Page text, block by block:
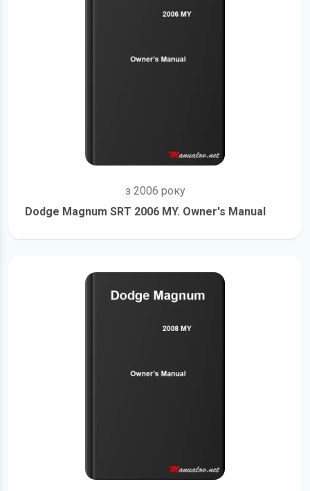
з 2006 року
Dodge Magnum SRT 2006 MY. Owner's Manual